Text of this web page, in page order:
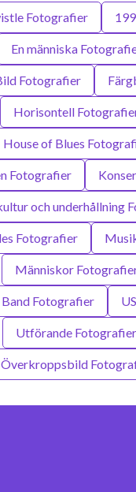
Fotografier
En människa
Fotografier
Horisontell
House of Blues
Fotografier
och underhållning
Fotografier
Människor
Fotografier
Utförande Fotografier
Överkroppsbild